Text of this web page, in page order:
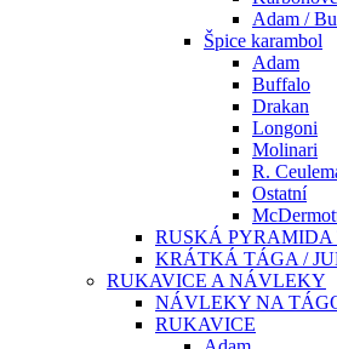
Adam /
Špice karambol
Adam
Buffalo
Drakan
Longoni
Molinari
R.
Ostatní
RUSKÁ PYRAMIDA
KRÁTKÁ TÁGA /
RUKAVICE A NÁVLEKY
NÁVLEKY NA
RUKAVICE